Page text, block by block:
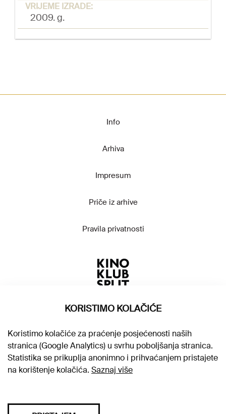
VRIJEME IZRADE:
2009. g.
Info
Arhiva
Impresum
Priče iz arhive
Pravila privatnosti
KORISTIMO KOLAČIĆE
Koristimo kolačiće za praćenje posjećenosti naših
stranica (Google Analytics) u svrhu poboljšanja stranica.
Statistika se prikuplja anonimno i prihvaćanjem pristajete
na korištenje kolačića. Saznaj više